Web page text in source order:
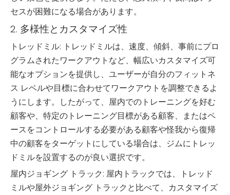
セスが困難になる場合があります。
2. 多様性とカスタマイズ性
トレッドミル: トレッドミルは、速度、傾斜、事前にプロ
グラムされたワークアウトなど、幅広いカスタマイズ可
能なオプションを提供し、ユーザーが自分のフィットネ
ス レベルや目標に合わせてワークアウトを調整できるよ
うにします。したがって、屋内でのトレーニングを好む
顧客や、特定のトレーニング目標がある顧客、またはペ
ースをコントロールする必要がある顧客や怪我から復帰
中の顧客をターゲットにしている場合は、ジムにトレッ
ドミルを設置するのが良い選択です。
屋内ジョギング トラック: 屋内トラックでは、トレッド
ミルや屋外ジョギング トラックと比べて、カスタマイズ